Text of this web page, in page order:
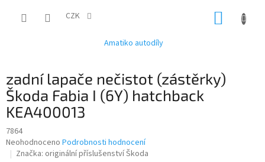
CZK
Amatiko autodíly
zadní lapače nečistot (zástěrky)
Škoda Fabia I (6Y) hatchback
KEA400013
7864
Průměrné
hodnocení
Neohodnoceno Podrobnosti hodnocení
Značka: originální příslušenství Škoda